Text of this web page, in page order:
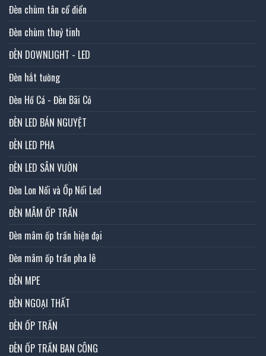
Đèn chùm tân cổ điển
Đèn chùm thuỷ tinh
ĐÈN DOWNLIGHT - LED
Đèn hắt tường
Đèn Hồ Cá - Đèn Bãi Cỏ
ĐÈN LED BÁN NGUYỆT
ĐÈN LED PHA
ĐÈN LED SÂN VƯỜN
Đèn Lon Nổi và Ốp Nổi Led
ĐÈN MÂM ỐP TRẦN
Đèn mâm ốp trần hiện đại
Đèn mâm ốp trần pha lê
ĐÈN MPE
ĐÈN NGOẠI THẤT
ĐÈN ỐP TRẦN
ĐÈN ỐP TRẦN BAN CÔNG